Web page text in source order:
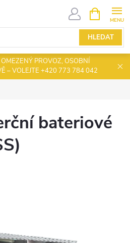
HLEDAT
NÁKUPNÍ
KOŠÍK
PROVOZ, OSOBNÍ
– VOLEJTE +420 773 784 042
bateriové